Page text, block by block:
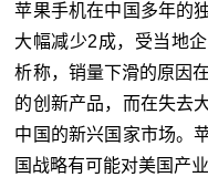
苹果手机在中国多年的
大幅减少2成，受当地
析称，销量下滑的原因
的创新产品，而在失去
中国的新兴国家市场。
国战略有可能对美国产